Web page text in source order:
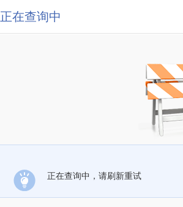
正在查询中
正在查询中，请刷新重试